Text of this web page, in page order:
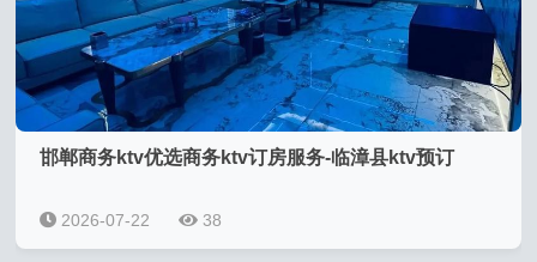
邯郸商务ktv优选商务ktv订房服务-临漳县ktv预订
2026-07-22 38